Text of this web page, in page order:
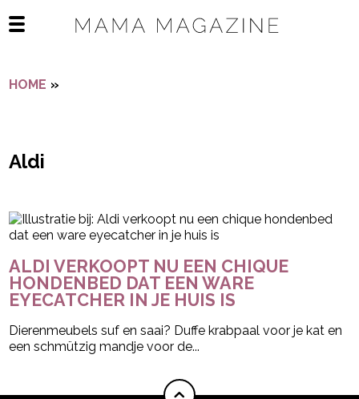
Open het mobiele menu
HOME »
Aldi
ALDI VERKOOPT NU EEN CHIQUE
HONDENBED DAT EEN WARE
EYECATCHER IN JE HUIS IS
Dierenmeubels suf en saai? Duffe krabpaal voor je kat en
een schmützig mandje voor de...